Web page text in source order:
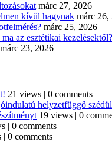
márc 27, 2026
kívül hagynak márc 26,
márc 25, 2026
az esztétikai kezelésektől?
márc 23, 2026
21 views | 0 comments
helyzetfüggő
19 views | 0
| 0 comments
| 0 comments